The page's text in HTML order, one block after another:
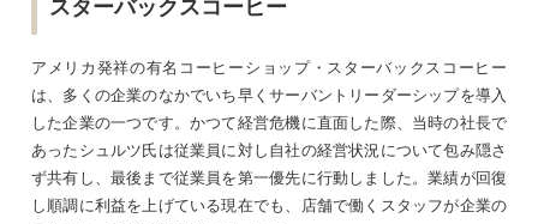
アメリカ発祥の有名コーヒーショップ・スターバックスコーヒー
は、多くの企業のなかでいち早くサーバントリーダーシップを導入
した企業の一つです。かつて経営危機に直面した際、当時の社長で
あったシュルツ氏は従業員に対し自社の経営状況について包み隠さ
ず共有し、最後まで従業員を第一優先に行動しました。業績が回復
し順調に利益を上げている現在でも、店舗で働くスタッフが企業の